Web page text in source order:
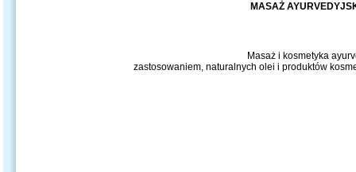
MASAŻ
Masaż i kosmetyka
zastosowaniem, naturalnych olei i produktów